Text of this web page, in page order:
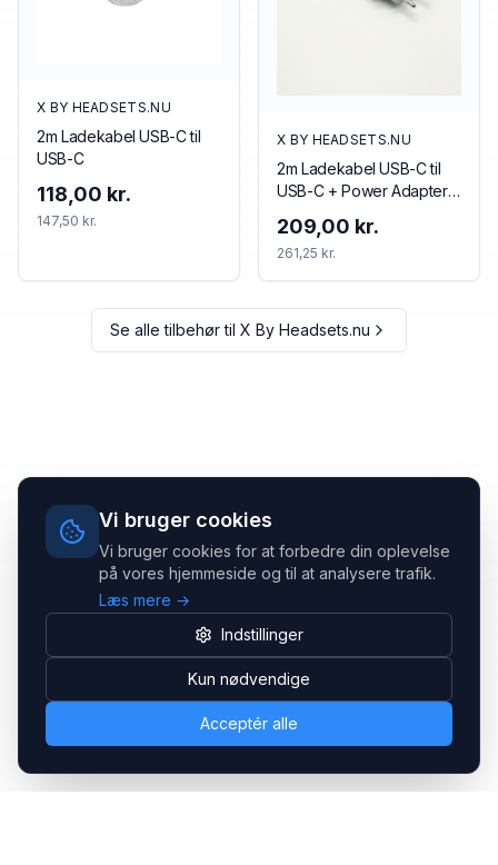
Vi bruger cookies
Vi bruger cookies for at forbedre din oplevelse
på vores hjemmeside og til at analysere trafik.
Læs mere →
Indstillinger
Kun nødvendige
Acceptér alle
X BY HEADSETS.NU
2m Ladekabel USB-C til
USB-C
118,00 kr.
147,50 kr.
X BY HEADSETS.NU
2m Ladekabel USB-C til
USB-C + Power Adapter
209,00 kr.
261,25 kr.
Se alle tilbehør til X By Headsets.nu